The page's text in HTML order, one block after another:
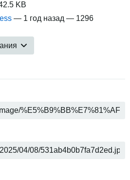
KB
— 1 год назад — 1296